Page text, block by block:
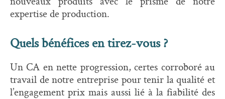
expertise de production.
Quels bénéfices en tirez-vous ?
Un CA en nette progression, certes corroboré au
travail de notre entreprise pour tenir la qualité et
l’engagement prix mais aussi lié à la fiabilité des